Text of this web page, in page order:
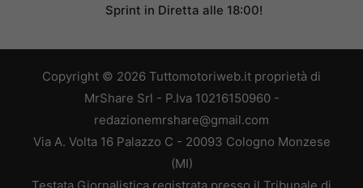
Sprint in Diretta alle 18:00!
Copyright © 2026 Tuttomotoriweb.it proprietà di
MrShare Srl - P.Iva 10216150960 -
redazionemrshare@gmail.com
Via A. Volta 16 Palazzo C - 20093 Cologno Monzese
(MI)